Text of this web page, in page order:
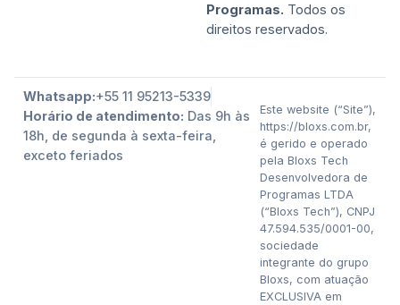
Programas. Todos os
direitos reservados.
Whatsapp:+55 11 95213-5339
Horário de atendimento: Das 9h às
18h, de segunda à sexta-feira,
exceto feriados
Este website (“Site”),
https://bloxs.com.br,
é gerido e operado
pela Bloxs Tech
Desenvolvedora de
Programas LTDA
(“Bloxs Tech”), CNPJ
47.594.535/0001-00,
sociedade
integrante do grupo
Bloxs, com atuação
EXCLUSIVA em